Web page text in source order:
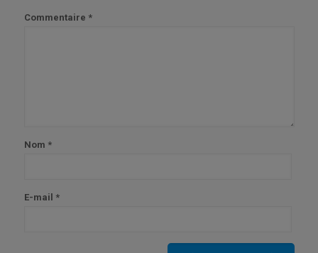
Commentaire *
Nom *
E-mail *